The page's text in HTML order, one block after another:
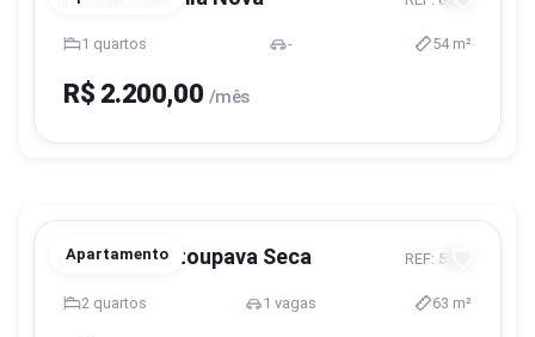
1 quartos - 54 m²
R$ 2.200,00 /mês
Apartamento
Blumenau, Itoupava Seca REF: 5130
2 quartos 1 vagas 63 m²